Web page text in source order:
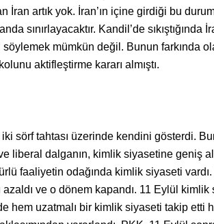
İran artık yok. İran’ın içine girdiği bu
sınırlayacaktır. Kandil’de sıkıştığında
söylemek mümkün değil. Bunun farkında
aktifleştirme kararı almıştı.
sörf tahtası üzerinde kendini gösterdi.
liberal dalganın, kimlik siyasetine geniş
faaliyetin odağında kimlik siyaseti
ve o dönem kapandı. 11 Eylül kimlik
hem uzatmalı bir kimlik siyaseti takip etti